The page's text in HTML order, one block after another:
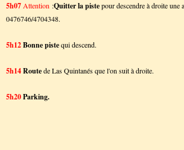
5h07 Attention :Quitter la pistepour descendre à droite une
0476746/4704348.
5h12Bonne pistequi descend.
5h14Routede Las Quintanés que l'on suit à droite.
5h20Parking.